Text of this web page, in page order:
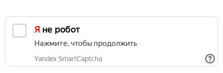
Я не робот
Нажмите, чтобы продолжить
Yandex SmartCaptcha